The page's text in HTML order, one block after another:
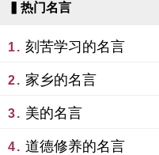
▍热门名言
1. 刻苦学习的名言
2. 家乡的名言
3. 美的名言
4. 道德修养的名言